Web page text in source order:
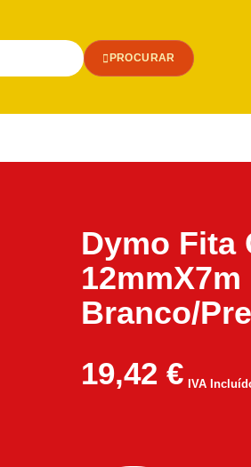
PROCURAR
Dymo Fita
12mmX7m
Branco/
19,42 € IVA